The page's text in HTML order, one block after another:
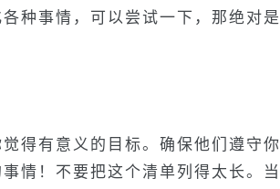
种事情，可以尝试一下，那绝对是
得有意义的目标。确保他们遵守你
情！不要把这个清单列得太长。当